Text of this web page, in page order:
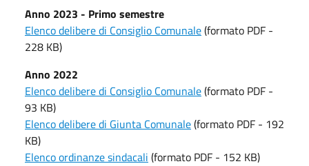
In dettaglio
Anno 2023 - Primo semestre
Elenco delibere di Consiglio Comunale(formato PDF -
228 KB)
Anno 2022
Elenco delibere di Consiglio Comunale(formato PDF -
93 KB)
Elenco delibere di Giunta Comunale(formato PDF - 192
KB)
Elenco ordinanze sindacali (formato PDF - 152 KB)